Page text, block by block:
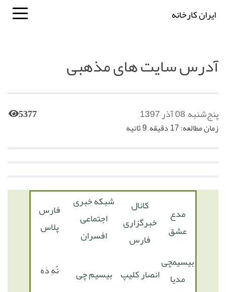
ایران کارخانه
آدرس سایت های مذهبی
پنج‌شنبه, 08 آذر 1397 5377
زمان مطالعه: 17 دقیقه, 9 ثانیه
مدع
عشق
کانال
خبرگزاری
فارس
شبکه خبری
اجتماعی
افسران
فارس
پلاس
بیسیمچی
مدیا
انصار کلیپ بیسیم چی نُهِ دَه